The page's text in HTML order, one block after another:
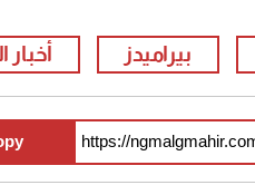
بيراميدز أخبار